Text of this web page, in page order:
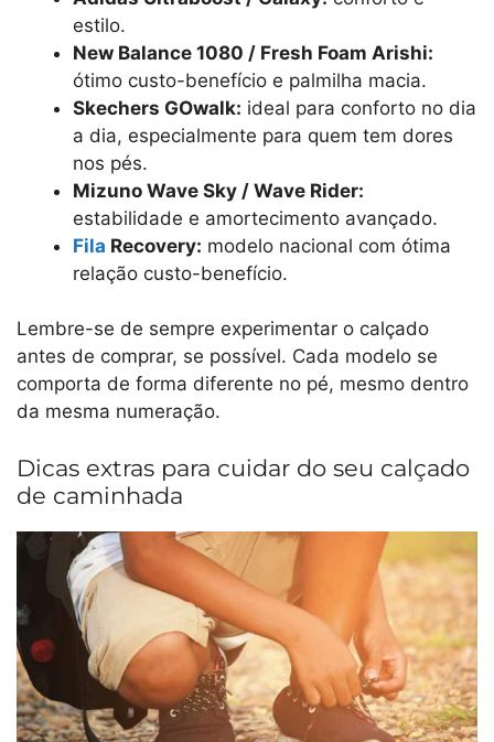
estilo.
New Balance 1080 / Fresh Foam Arishi:
ótimo custo-benefício e palmilha macia.
Skechers GOwalk: ideal para conforto no dia
a dia, especialmente para quem tem dores
nos pés.
Mizuno Wave Sky / Wave Rider:
estabilidade e amortecimento avançado.
Fila Recovery: modelo nacional com ótima
relação custo-benefício.
Lembre-se de sempre experimentar o calçado
antes de comprar, se possível. Cada modelo se
comporta de forma diferente no pé, mesmo dentro
da mesma numeração.
Dicas extras para cuidar do seu calçado
de caminhada